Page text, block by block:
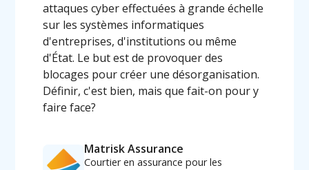
attaques cyber effectuées à grande échelle
sur les systèmes informatiques
d'entreprises, d'institutions ou même
d'État. Le but est de provoquer des
blocages pour créer une désorganisation.
Définir, c'est bien, mais que fait-on pour y
faire face?
Matrisk Assurance
Courtier en assurance pour les